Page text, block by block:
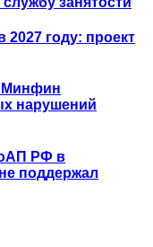
году: проект
Минфин
нарушений
РФ в
поддержал